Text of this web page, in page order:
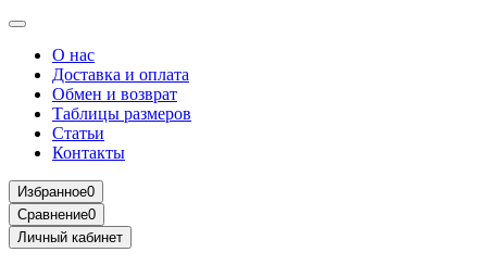
О нас
Доставка и оплата
Обмен и возврат
Таблицы размеров
Статьи
Контакты
Избранное0
Сравнение0
Личный кабинет